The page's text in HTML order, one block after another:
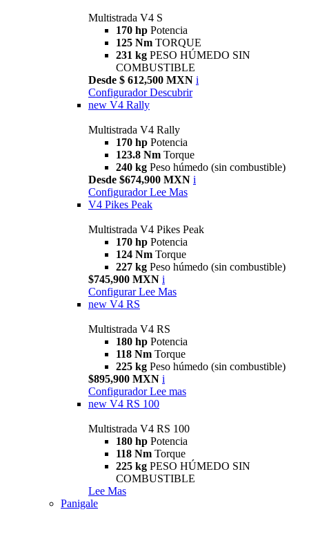
Multistrada V4 S
170 hp Potencia
125 Nm TORQUE
231 kg PESO HÚMEDO SIN
COMBUSTIBLE
Desde $ 612,500 MXN i
Configurador Descubrir
new V4 Rally
Multistrada V4 Rally
170 hp Potencia
123.8 Nm Torque
240 kg Peso húmedo (sin combustible)
Desde $674,900 MXN i
Configurador Lee Mas
V4 Pikes Peak
Multistrada V4 Pikes Peak
170 hp Potencia
124 Nm Torque
227 kg Peso húmedo (sin combustible)
$745,900 MXN i
Configurar Lee Mas
new V4 RS
Multistrada V4 RS
180 hp Potencia
118 Nm Torque
225 kg Peso húmedo (sin combustible)
$895,900 MXN i
Configurador Lee mas
new V4 RS 100
Multistrada V4 RS 100
180 hp Potencia
118 Nm Torque
225 kg PESO HÚMEDO SIN
COMBUSTIBLE
Lee Mas
Panigale